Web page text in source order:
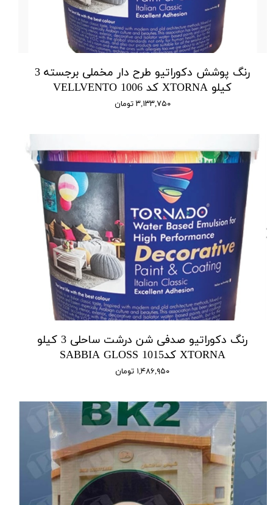
رنگ پوشش دکوراتیو طرح دار مخملی برجسته 3
کیلو XTORNA کد 1006 VELLVENTO
۳,۱۳۳,۷۵۰ تومان
رنگ دکوراتیو صدفی شن درشت ساحلی 3 کیلو
XTORNA کد1015 SABBIA GLOSS
۱,۴۸۶,۹۵۰ تومان